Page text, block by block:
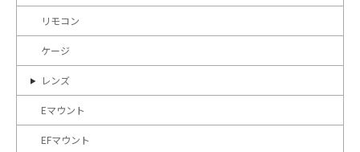
リモコン
ケージ
レンズ
Eマウント
EFマウント